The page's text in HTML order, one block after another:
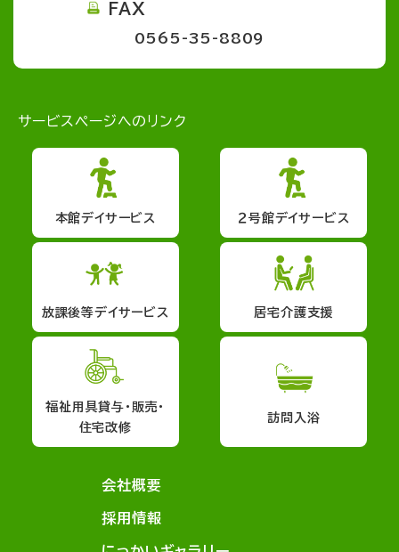
FAX
0565-35-8809
サービスページへのリンク
本館デイサービス ２号館デイサービス
放課後等デイサービス 居宅介護支援
福祉用具貸与・販売・
住宅改修
訪問入浴
会社概要
採用情報